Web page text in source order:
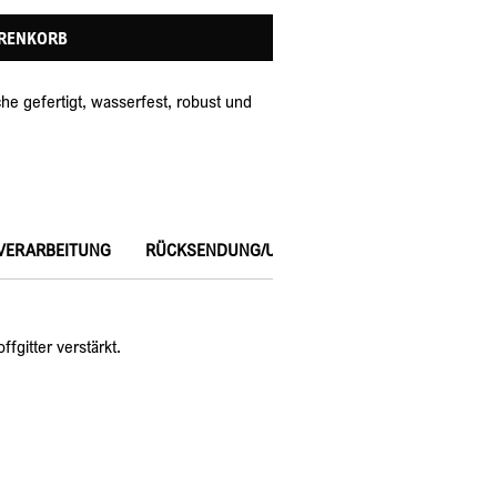
gefertigt, wasserfest, robust und
RÜCKSENDUNG/UMTAUSCH
verstärkt.